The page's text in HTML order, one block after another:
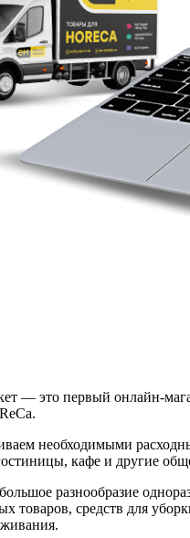
— это первый онлайн-
необходимыми
кафе и другие
разнообразие
товаров, средств для